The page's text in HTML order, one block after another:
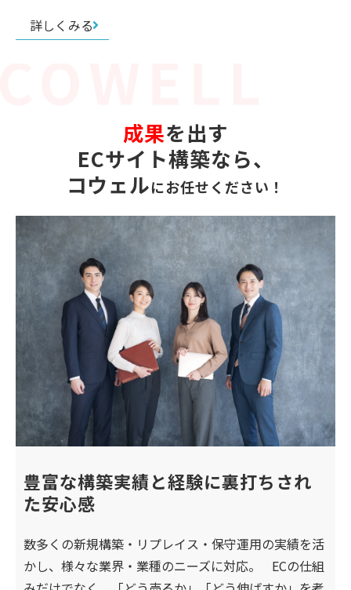
詳しくみる
成果を出す
ECサイト構築なら、
コウェルにお任せください！
豊富な構築実績と経験に裏打ちされ
た安心感
数多くの新規構築・リプレイス・保守運用の実績を活
かし、様々な業界・業種のニーズに対応。 ECの仕組